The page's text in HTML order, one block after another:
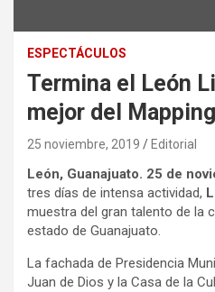
ESPECTÁCULOS
Termina el León
mejor del
25 noviembre, 2019 Editorial
León, Guanajuato. 25 de
tres días de intensa actividad,
muestra del gran talento de la
estado de Guanajuato.
La fachada de Presidencia
Juan de Dios y la Casa de la